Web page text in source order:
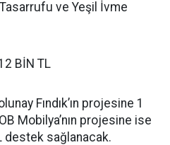
ve Yeşil İvme
BİN TL
Fındık’ın projesine 1
Mobilya’nın projesine ise
destek sağlanacak.